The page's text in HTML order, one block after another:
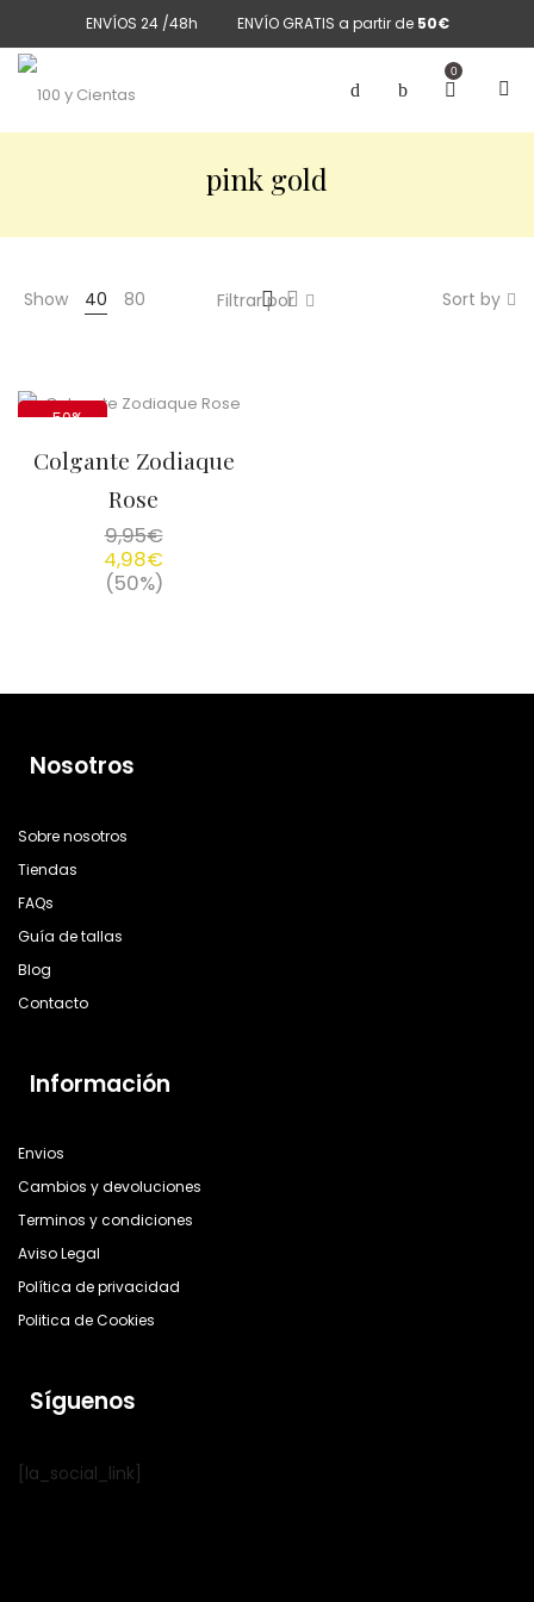
ENVÍOS 24 /48h ENVÍO GRATIS a partir de 50€
0
pink gold
Show 40 80 Sort by
Filtrar por
-50%
Colgante Zodiaque
Rose
9,95€
4,98€
(50%)
Nosotros
Sobre nosotros
Tiendas
FAQs
Guía de tallas
Blog
Contacto
Información
Envios
Cambios y devoluciones
Terminos y condiciones
Aviso Legal
Política de privacidad
Politica de Cookies
Síguenos
[la_social_link]